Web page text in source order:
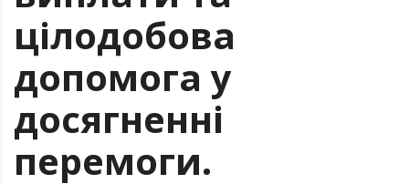
цілодобова
допомога у
досягненні
перемоги.